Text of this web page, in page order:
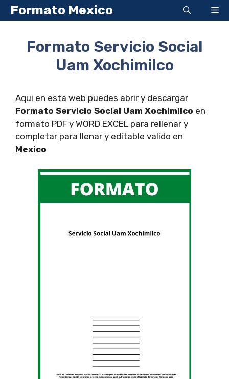
Saltar
al
Formato Mexico
Formato Servicio Social
Uam Xochimilco
Aqui en esta web puedes abrir y descargar
Formato Servicio Social Uam Xochimilco en
formato PDF y WORD EXCEL para rellenar y
completar para llenar y editable valido en
Mexico